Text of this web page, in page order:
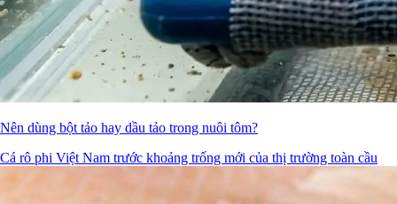
Nên dùng bột tảo hay dầu tảo trong nuôi tôm?
Cá rô phi Việt Nam trước khoảng trống mới của thị trường toàn cầu